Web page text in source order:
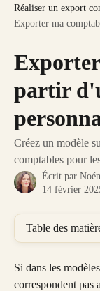
Réaliser un export
Exporter ma
partir
Créez un modèle
comptables pour
Écrit par
14 février
Table des
Si dans les
correspondent pas